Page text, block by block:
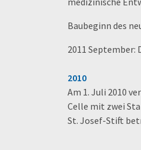
Baubeginn des
2011 September:
2010
Am 1. Juli 2010
Celle mit zwei
St. Josef-Stift